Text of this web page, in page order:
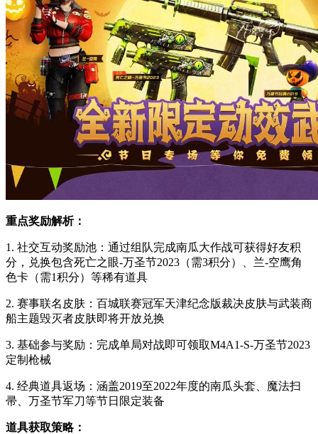
重点奖励解析：
1. 社交互动奖励池：通过组队完成南瓜大作战可获得好友积
分，兑换包含死亡之眼-万圣节2023（需3积分）、兰-空鹰角
色卡（需1积分）等稀有道具
2. 赛事联名皮肤：百城联赛冠军天津纪念版裁决皮肤与武装商
船主题毁灭者皮肤即将开放兑换
3. 基础参与奖励：完成单局对战即可领取M4A1-S-万圣节2023
定制枪械
4. 经典道具返场：涵盖2019至2022年度的南瓜头套、魔法扫
帚、万圣节军刀等节日限定装备
道具获取策略：